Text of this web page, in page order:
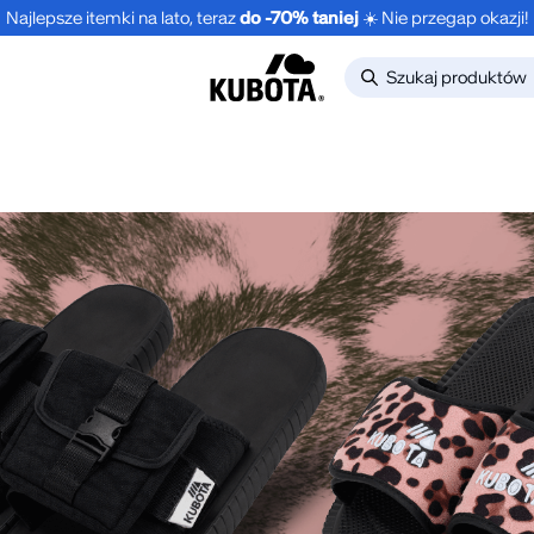
Najlepsze itemki na lato, terazdo -70% taniej ☀️ Nie przegap okazji!
-30% NOWOŚĆ
LONGSLEEVE
OVERSIZE STREET
EDGE GRANATOWY
UNISEX
149.99 zł
1-PAK
24.99